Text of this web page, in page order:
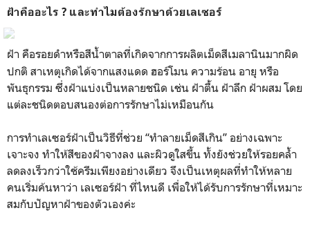
ฝ้าคืออะไร ? และทำไมต้องรักษาด้วยเลเซอร์
ฝ้า คือรอยดำหรือสีน้ำตาลที่เกิดจากการผลิตเม็ดสีเมลานินมากผิด
ปกติ สาเหตุเกิดได้จากแสงแดด ฮอร์โมน ความร้อน อายุ หรือ
พันธุกรรม ซึ่งฝ้าแบ่งเป็นหลายชนิด เช่น ฝ้าตื้น ฝ้าลึก ฝ้าผสม โดย
แต่ละชนิดตอบสนองต่อการรักษาไม่เหมือนกัน
การทำเลเซอร์ฝ้าเป็นวิธีที่ช่วย “ทำลายเม็ดสีเกิน” อย่างเฉพาะ
เจาะจง ทำให้สีของฝ้าจางลง และผิวดูใสขึ้น ทั้งยังช่วยให้รอยคล้ำ
ลดลงเร็วกว่าใช้ครีมเพียงอย่างเดียว จึงเป็นเหตุผลที่ทำให้หลาย
คนเริ่มค้นหาว่า เลเซอร์ฝ้า ที่ไหนดี เพื่อให้ได้รับการรักษาที่เหมาะ
สมกับปัญหาฝ้าของตัวเองค่ะ